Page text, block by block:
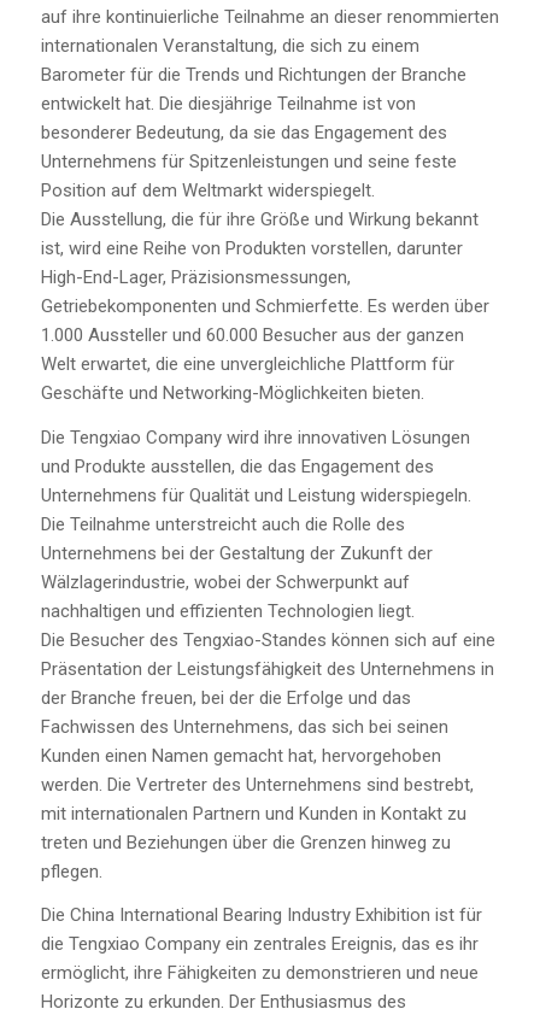
auf ihre kontinuierliche Teilnahme an dieser renommierten
internationalen Veranstaltung, die sich zu einem
Barometer für die Trends und Richtungen der Branche
entwickelt hat. Die diesjährige Teilnahme ist von
besonderer Bedeutung, da sie das Engagement des
Unternehmens für Spitzenleistungen und seine feste
Position auf dem Weltmarkt widerspiegelt.
Die Ausstellung, die für ihre Größe und Wirkung bekannt
ist, wird eine Reihe von Produkten vorstellen, darunter
High-End-Lager, Präzisionsmessungen,
Getriebekomponenten und Schmierfette. Es werden über
1.000 Aussteller und 60.000 Besucher aus der ganzen
Welt erwartet, die eine unvergleichliche Plattform für
Geschäfte und Networking-Möglichkeiten bieten.
Die Tengxiao Company wird ihre innovativen Lösungen
und Produkte ausstellen, die das Engagement des
Unternehmens für Qualität und Leistung widerspiegeln.
Die Teilnahme unterstreicht auch die Rolle des
Unternehmens bei der Gestaltung der Zukunft der
Wälzlagerindustrie, wobei der Schwerpunkt auf
nachhaltigen und effizienten Technologien liegt.
Die Besucher des Tengxiao-Standes können sich auf eine
Präsentation der Leistungsfähigkeit des Unternehmens in
der Branche freuen, bei der die Erfolge und das
Fachwissen des Unternehmens, das sich bei seinen
Kunden einen Namen gemacht hat, hervorgehoben
werden. Die Vertreter des Unternehmens sind bestrebt,
mit internationalen Partnern und Kunden in Kontakt zu
treten und Beziehungen über die Grenzen hinweg zu
pflegen.
Die China International Bearing Industry Exhibition ist für
die Tengxiao Company ein zentrales Ereignis, das es ihr
ermöglicht, ihre Fähigkeiten zu demonstrieren und neue
Horizonte zu erkunden. Der Enthusiasmus des